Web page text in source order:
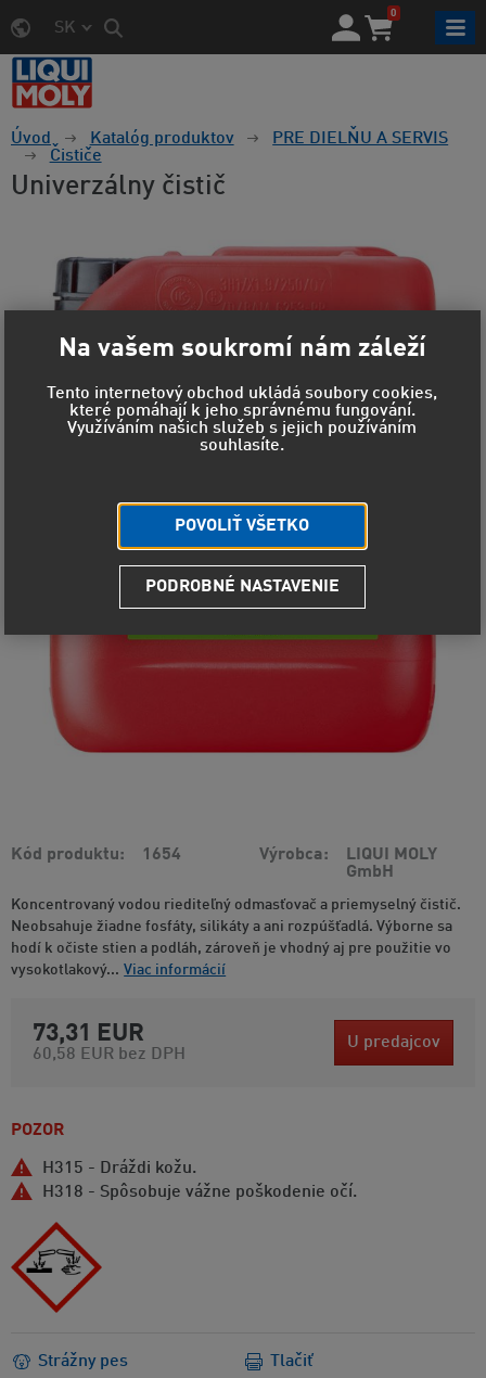
SK
0
Úvod Katalóg produktov
PRE DIELŇU A SERVIS
Čističe
Univerzálny čistič
Kód produktu 1654 Výrobca
LIQUI MOLY
GmbH
Koncentrovaný vodou riediteľný odmasťovač a priemyselný čistič.
Neobsahuje žiadne fosfáty, silikáty a ani rozpúšťadlá. Výborne sa
hodí k očiste stien a podláh, zároveň je vhodný aj pre použitie vo
vysokotlakový... Viac informácií
73,31 EUR
60,58 EUR bez DPH
U predajcov
H315 - Dráždi kožu.
H318 - Spôsobuje vážne poškodenie očí.
POZOR
Strážny pes
Tlačiť
Na vašem soukromí nám záleží
Tento internetový obchod ukládá soubory cookies,
které pomáhají k jeho správnému fungování.
Využíváním našich služeb s jejich používáním
souhlasíte.
POVOLIŤ VŠETKO
PODROBNÉ NASTAVENIE